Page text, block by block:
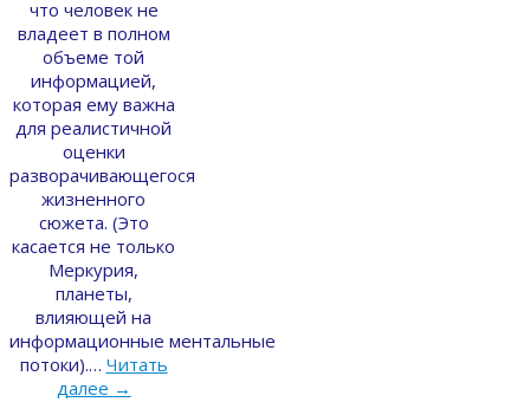
что человек не
владеет в полном
объеме той
информацией,
которая ему важна
для реалистичной
оценки
разворачивающегося
жизненного
сюжета. (Это
касается не только
Меркурия,
планеты,
влияющей на
информационные ментальные
потоки).… Читать
далее →